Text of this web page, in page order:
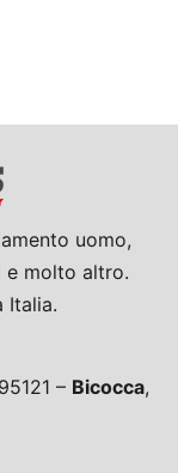
uomo,
e molto altro.
Italia.
– Bicocca,